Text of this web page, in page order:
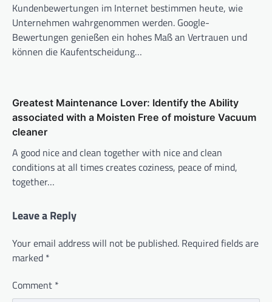
Kundenbewertungen im Internet bestimmen heute, wie
Unternehmen wahrgenommen werden. Google-
Bewertungen genießen ein hohes Maß an Vertrauen und
können die Kaufentscheidung…
Greatest Maintenance Lover: Identify the Ability
associated with a Moisten Free of moisture Vacuum
cleaner
A good nice and clean together with nice and clean
conditions at all times creates coziness, peace of mind,
together…
Leave a Reply
Your email address will not be published. Required fields are
marked *
Comment *